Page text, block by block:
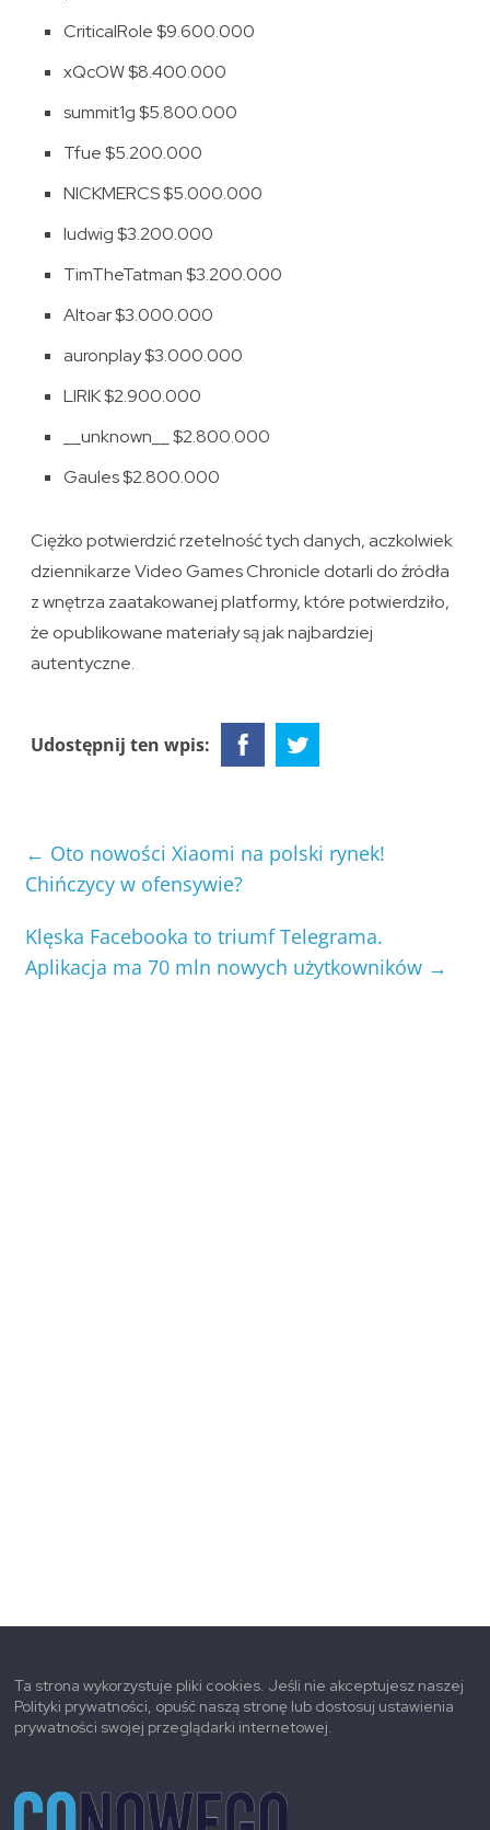
CriticalRole $9.600.000
xQcOW $8.400.000
summit1g $5.800.000
Tfue $5.200.000
NICKMERCS $5.000.000
ludwig $3.200.000
TimTheTatman $3.200.000
Altoar $3.000.000
auronplay $3.000.000
LIRIK $2.900.000
__unknown__ $2.800.000
Gaules $2.800.000
Ciężko potwierdzić rzetelność tych danych, aczkolwiek
dziennikarze Video Games Chronicle dotarli do źródła
z wnętrza zaatakowanej platformy, które potwierdziło,
że opublikowane materiały są jak najbardziej
autentyczne.
Udostępnij ten wpis:
← Oto nowości Xiaomi na polski rynek!
Chińczycy w ofensywie?
Klęska Facebooka to triumf Telegrama.
Aplikacja ma 70 mln nowych użytkowników →
Ta strona wykorzystuje pliki cookies. Jeśli nie akceptujesz naszej
Polityki prywatności, opuść naszą stronę lub dostosuj ustawienia
prywatności swojej przeglądarki internetowej.